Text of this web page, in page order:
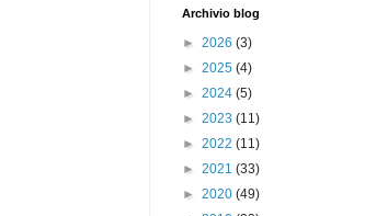
Archivio blog
► 2026 (3)
► 2025 (4)
► 2024 (5)
► 2023 (11)
► 2022 (11)
► 2021 (33)
► 2020 (49)